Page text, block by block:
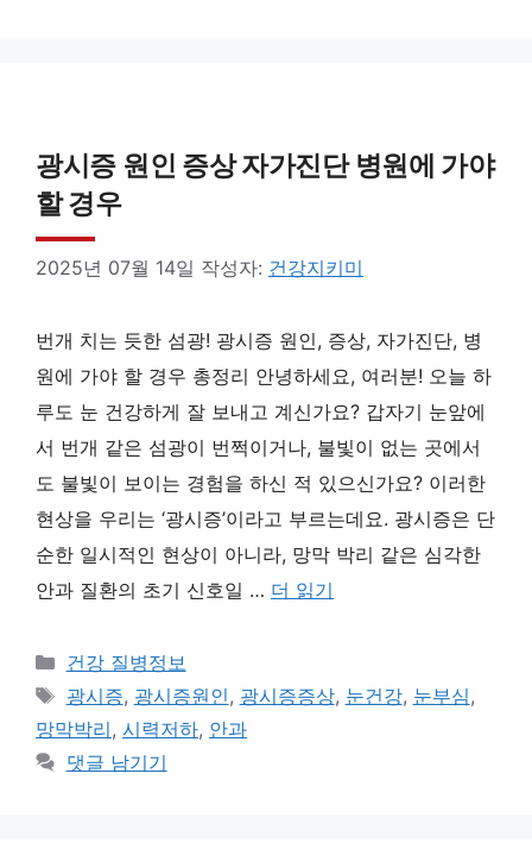
광시증 원인 증상 자가진단 병원에 가야
할 경우
2025년 07월 14일 작성자: 건강지키미
번개 치는 듯한 섬광! 광시증 원인, 증상, 자가진단, 병
원에 가야 할 경우 총정리 안녕하세요, 여러분! 오늘 하
루도 눈 건강하게 잘 보내고 계신가요? 갑자기 눈앞에
서 번개 같은 섬광이 번쩍이거나, 불빛이 없는 곳에서
도 불빛이 보이는 경험을 하신 적 있으신가요? 이러한
현상을 우리는 ‘광시증’이라고 부르는데요. 광시증은 단
순한 일시적인 현상이 아니라, 망막 박리 같은 심각한
안과 질환의 초기 신호일 … 더 읽기
카
테
고
리
건강 질병정보
태
그
광시증, 광시증원인, 광시증증상, 눈건강, 눈부심,
망막박리, 시력저하, 안과
댓글 남기기